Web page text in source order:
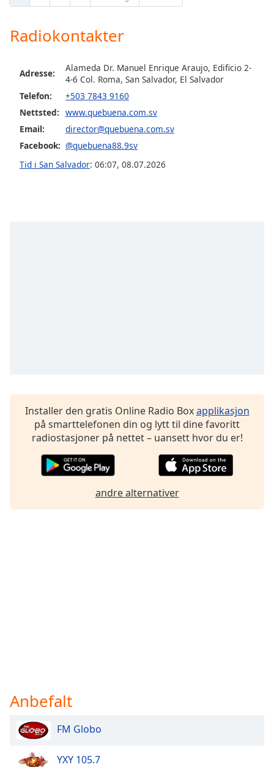
Opacity
Area
Background
Color
End
window.
Radiokontakter
Adresse:
Alameda Dr. Manuel Enrique Araujo, Edificio 2-
4-6 Col. Roma, San Salvador, El Salvador
Telefon:
+503 7843 9160
Nettsted: www.quebuena.com.sv
Email:
director@quebuena.com.sv
Facebook: @quebuena88.9sv
Tid i San Salvador: 06:07, 08.07.2026
Installer den gratis Online Radio Boxapplikasjon
på smarttelefonen din og lytt til dine favoritt
radiostasjoner på nettet – uansett hvor du er!
andre alternativer
Anbefalt
FM Globo
YXY 105.7